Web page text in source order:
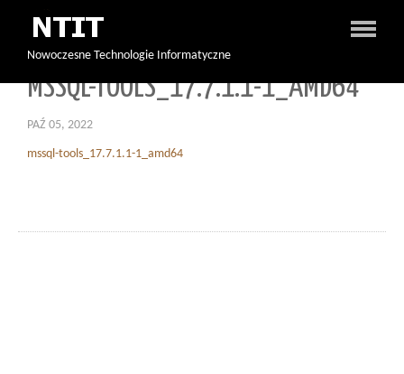
Nowoczesne Technologie Informatyczne
MSSQL-TOOLS_17.7.1.1-1_AMD64
PAŹ 05, 2022
mssql-tools_17.7.1.1-1_amd64